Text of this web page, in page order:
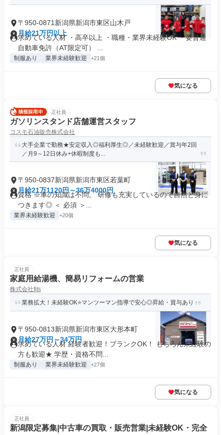
〒950-0871新潟県新潟市東区山木戸
月給21万円以上
求めている人材 ・高卒以上 ・職種・業界未経験OK ・要普通
自動車免許（AT限定可） ...
制服あり 業界未経験歓迎 +21個
気になる
正社員
ガソリンスタンド店舗運営スタッフ
コスモ石油販売株式会社
大手企業で勤務★安定収入◎福利厚生◎／未経験歓迎／賞与年2回
／月9～12日休み+休暇制度も...
〒950-0837新潟県新潟市東区若葉町
月給21万1120円～36万4000円
資格 ※車の知識は不問。 研修も充実しているので自然と身に
つきます◎ ＜ 必須 ＞...
業界未経験歓迎 +20個
気になる
正社員
家庭用給湯機、簡易リフォームの営業
株式会社fits
業務拡大！未経験OK⭐マンツーマン指導で安心◎昇給・賞与あり
〒950-0813新潟県新潟市東区大形本町
月給27万円～34万円
求めている人材 経験者歓迎！ブランクOK！ もちろん未経験の
方も歓迎★ 学歴・資格不問...
制服あり 業界未経験歓迎 +27個
気になる
正社員
新潟限定募集|中古車の買取・販売営業|未経験OK・完全